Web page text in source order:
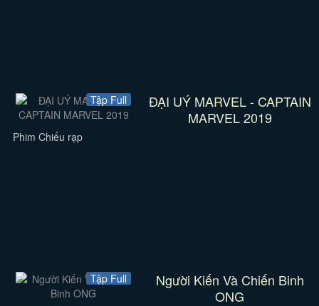
Tập Full
ĐẠI UÝ MARVEL - CAPTAIN
MARVEL 2019
Phim Chiếu rạp
Tập Full
Người Kiến Và Chiến Binh
ONG